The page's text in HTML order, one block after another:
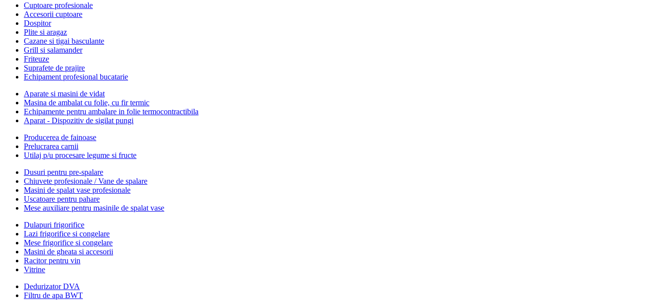
Cuptoare profesionale
Accesorii cuptoare
Dospitor
Plite si aragaz
Cazane si tigai basculante
Grill si salamander
Friteuze
Suprafete de prajire
Echipament profesional bucatarie
Aparate si masini de vidat
Masina de ambalat cu folie, cu fir termic
Echipamente pentru ambalare in folie termocontractibila
Aparat - Dispozitiv de sigilat pungi
Producerea de fainoase
Prelucrarea carnii
Utilaj p/u procesare legume si fructe
Dusuri pentru pre-spalare
Chiuvete profesionale / Vane de spalare
Masini de spalat vase profesionale
Uscatoare pentru pahare
Mese auxiliare pentru masinile de spalat vase
Dulapuri frigorifice
Lazi frigorifice si congelare
Mese frigorifice si congelare
Masini de gheata si accesorii
Racitor pentru vin
Vitrine
Dedurizator DVA
Filtru de apa BWT